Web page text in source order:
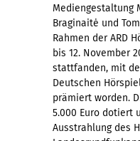
Mediengestaltung
Braginaitė und
Rahmen der ARD
bis 12. November
stattfanden, mit
Deutschen
prämiert worden.
5.000 Euro dotiert
Ausstrahlung des